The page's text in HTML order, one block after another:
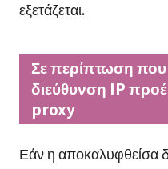
εξετάζεται.
Σε περίπτωση
διεύθυνση IP
proxy
Εάν η αποκαλυφθείσα